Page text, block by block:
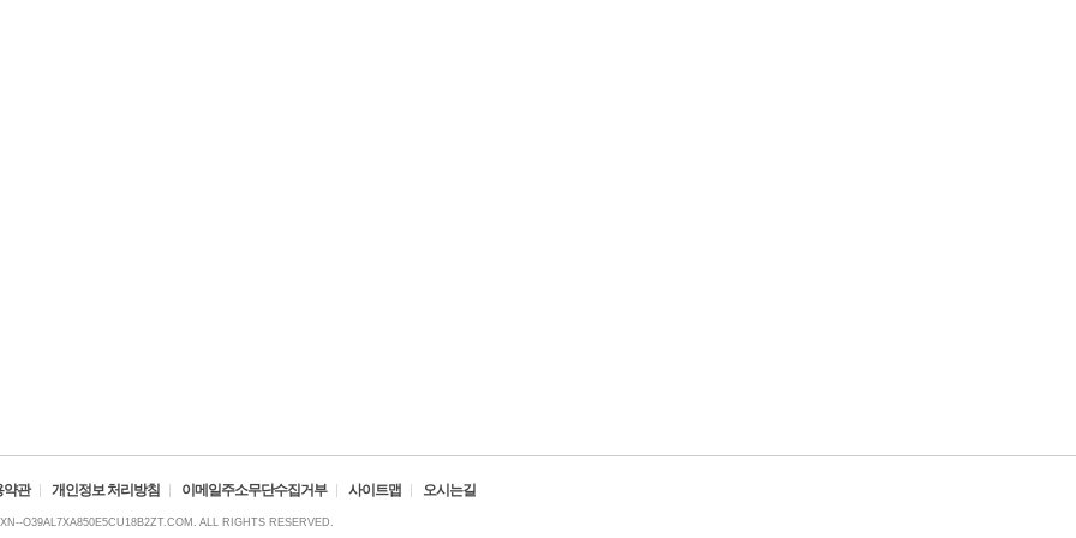
약관 개인정보 처리방침 이메일주소무단수집거부 사이트맵 오시는길
O39AL7XA850E5CU18B2ZT.COM. ALL RIGHTS RESERVED.